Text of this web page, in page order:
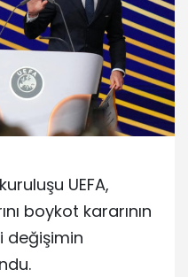
UEFA,
boykot kararının
değişimin